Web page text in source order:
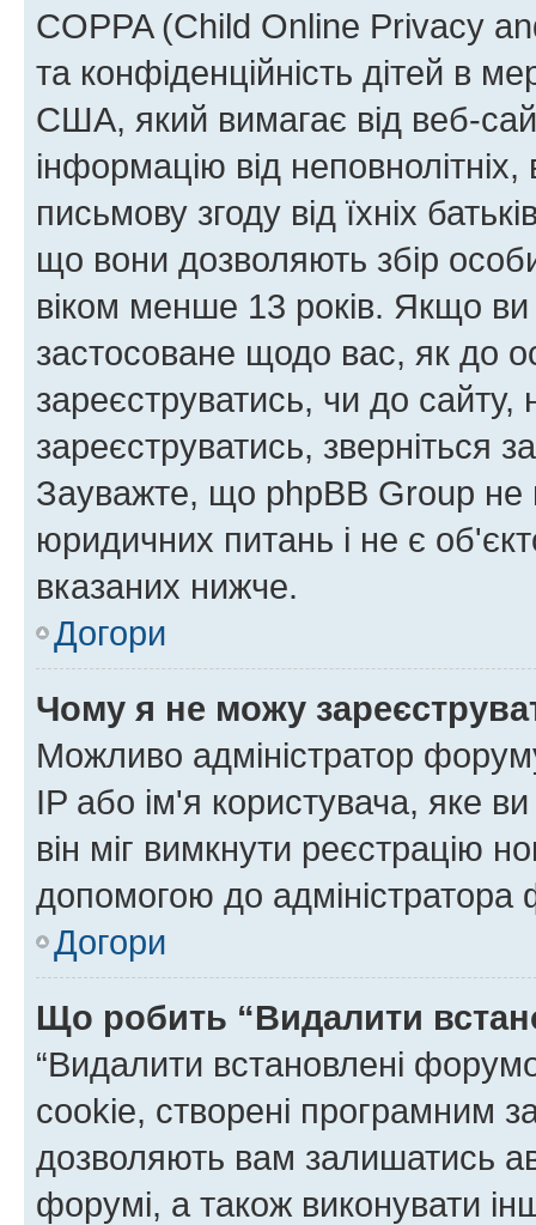
COPPA (Child Online Privacy
та конфіденційність дітей в
США, який вимагає від веб-
інформацію від
письмову згоду від їхніх
що вони дозволяють збір
віком менше 13 років. Якщо
застосоване щодо вас, як до
зареєструватись, чи до
зареєструватись, зверніться
Зауважте, що phpBB Group не
юридичних питань і не є
вказаних нижче.
Догори
Чому я не можу
Можливо адміністратор
IP або ім'я користувача, яке
він міг вимкнути реєстрацію
допомогою до адміністратора
Догори
Що робить “Видалити
“Видалити встановлені
cookie, створені програмним
дозволяють вам залишатись
форумі, а також виконувати